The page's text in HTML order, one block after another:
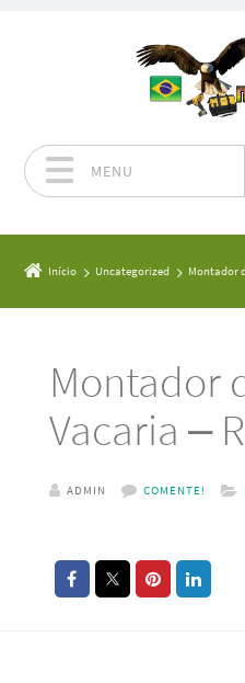
MENU
Início Uncategorized Montador
Montador
Vacaria –
ADMIN COMENTE!